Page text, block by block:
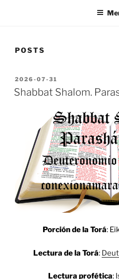
POSTS
POSTED
ON
2026-07-31
Shabbat Shalom.
Porción de la Torá:
Lectura de la Torá:
Lectura profética: